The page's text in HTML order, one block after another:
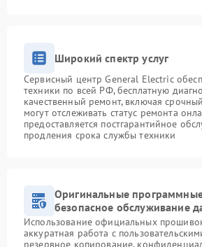
Широкий спектр услуг
Сервисный центр General Electric
техники по всей РФ, бесплатную
качественный ремонт, включая
могут отслеживать статус ремонта
предоставляется постгарантийное
продления срока службы техники
Оригинальные
безопасное обслуживание
Использование официальных
аккуратная работа с
резервное копирование,